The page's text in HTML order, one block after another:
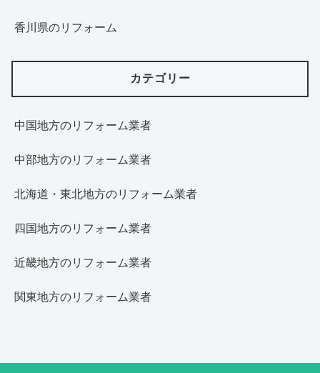
香川県のリフォーム
カテゴリー
中国地方のリフォーム業者
中部地方のリフォーム業者
北海道・東北地方のリフォーム業者
四国地方のリフォーム業者
近畿地方のリフォーム業者
関東地方のリフォーム業者